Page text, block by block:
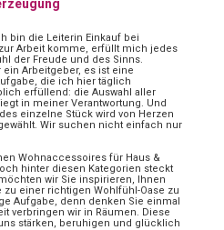
bin die Leiterin Einkauf bei
Arbeit komme, erfüllt mich jedes
der Freude und des Sinns.
Arbeitgeber, es ist eine
die ich hier täglich
erfüllend: die Auswahl aller
in meiner Verantwortung. Und
einzelne Stück wird von Herzen
Wir suchen nicht einfach nur
Wohnaccessoires für Haus &
hinter diesen Kategorien steckt
wir Sie inspirieren, Ihnen
einer richtigen Wohlfühl-Oase zu
Aufgabe, denn denken Sie einmal
verbringen wir in Räumen. Diese
stärken, beruhigen und glücklich